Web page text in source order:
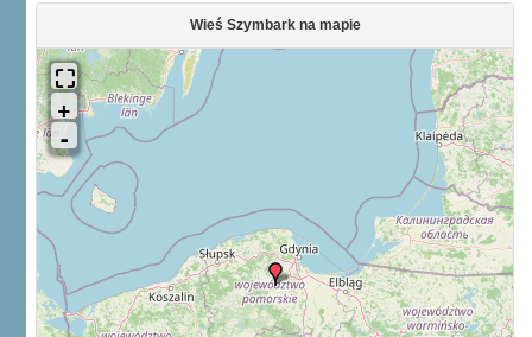
Wieś Szymbark na mapie